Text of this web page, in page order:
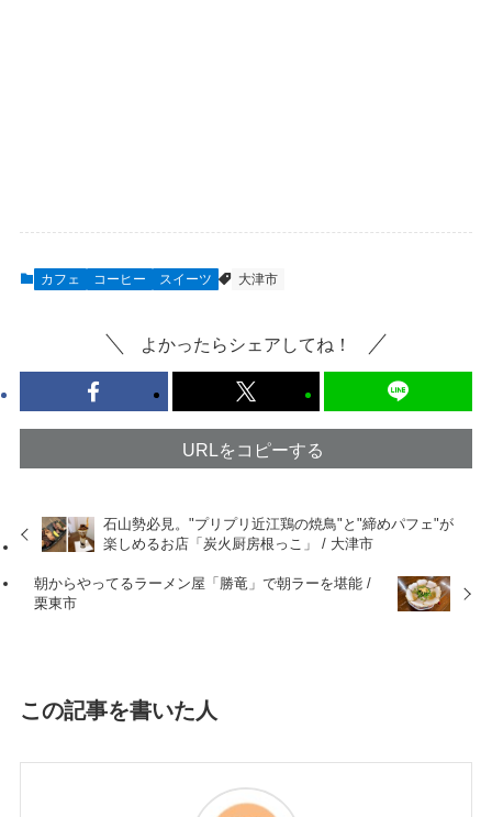
カフェ コーヒー スイーツ 大津市
よかったらシェアしてね！
URLをコピーする
石山勢必見。"プリプリ近江鶏の焼鳥"と"締めパフェ"が
楽しめるお店「炭火厨房根っこ」 / 大津市
朝からやってるラーメン屋「勝竜」で朝ラーを堪能 /
栗東市
この記事を書いた人